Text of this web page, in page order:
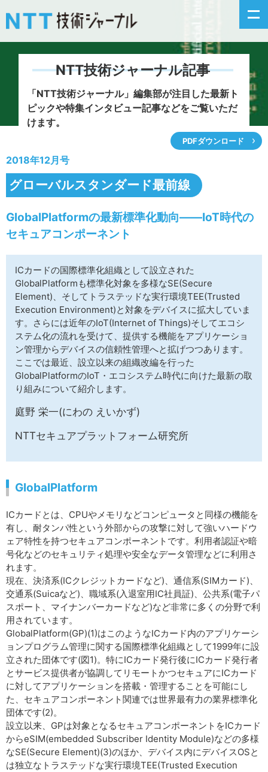
新着情報
掲載月毎記事
イベントカレンダー
問い合わせ
サイトマップ
NTT技術ジャーナル記事
「NTT技術ジャーナル」編集部が注目した最新ト
ピックや特集インタビュー記事などをご覧いただ
けます。
PDFダウンロード
2018年12月号
グローバルスタンダード最前線
GlobalPlatformの最新標準化動向――IoT時代の
セキュアコンポーネント
ICカードの国際標準化組織として設立された
GlobalPlatformも標準化対象を多様なSE(Secure
Element)、そしてトラステッドな実行環境TEE(Trusted
Execution Environment)と対象をデバイスに拡大していま
す。さらには近年のIoT(Internet of Things)そしてエコシ
ステム化の流れを受けて、提供する機能をアプリケーショ
ン管理からデバイスの信頼性管理へと拡げつつあります。
ここでは最近、設立以来の組織改編を行った
GlobalPlatformのIoT・エコシステム時代に向けた最新の取
り組みについて紹介します。
庭野 栄一(にわの えいかず)
NTTセキュアプラットフォーム研究所
GlobalPlatform
ICカードとは、CPUやメモリなどコンピュータと同様の機能を
有し、耐タンパ性という外部からの攻撃に対して強いハードウ
ェア特性を持つセキュアコンポーネントです。利用者認証や暗
号化などのセキュリティ処理や安全なデータ管理などに利用さ
れます。
現在、決済系(ICクレジットカードなど)、通信系(SIMカード)、
交通系(Suicaなど)、職域系(入退室用IC社員証)、公共系(電子パ
スポート、マイナンバーカードなど)など非常に多くの分野で利
用されています。
GlobalPlatform(GP)(1)はこのようなICカード内のアプリケーシ
ョンプログラム管理に関する国際標準化組織として1999年に設
立された団体です(図1)。特にICカード発行後にICカード発行者
とサービス提供者が協調してリモートかつセキュアにICカード
に対してアプリケーションを搭載・管理することを可能にし
た、セキュアコンポーネント関連では世界最有力の業界標準化
団体です(2)。
設立以来、GPは対象となるセキュアコンポーネントをICカード
からeSIM(embedded Subscriber Identity Module)などの多様
なSE(Secure Element)(3)のほか、デバイス内にデバイスOSと
は独立なトラステッドな実行環境TEE(Trusted Execution